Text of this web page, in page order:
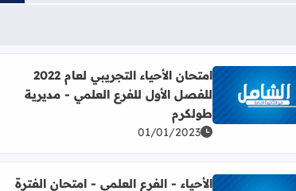
اقرأ المزيد عن امتحان الأحياء التجريبي لعام 2022 للفصل الأول للفرع العلمي - مديرية طولكرم
امتحان الأحياء التجريبي لعام 2022
للفصل الأول للفرع العلمي - مديرية
طولكرم
01/01/2023
الأحياء - الفرع العلمي - امتحان الفترة